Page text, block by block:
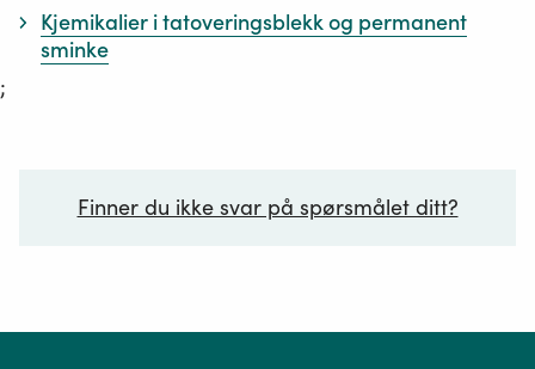
Kjemikalier i tatoveringsblekk og permanent
sminke
;
Finner du ikke svar på spørsmålet ditt?